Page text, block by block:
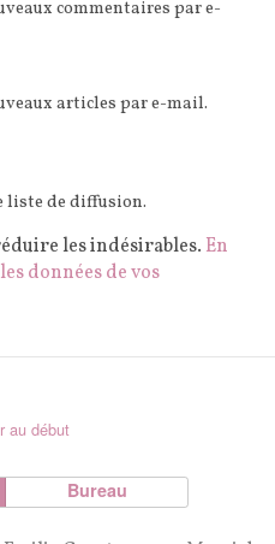
commentaires par e-
articles par e-mail.
liste de diffusion.
les indésirables. En
données de vos
au début
Bureau